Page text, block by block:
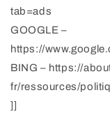
tab=ads
GOOGLE –
https://
BING – https://
fr/ressources/
]]